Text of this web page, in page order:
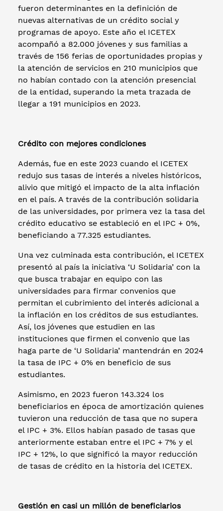
fueron determinantes en la definición de
nuevas alternativas de un crédito social y
programas de apoyo. Este año el ICETEX
acompañó a 82.000 jóvenes y sus familias a
través de 156 ferias de oportunidades propias y
la atención de servicios en 210 municipios que
no habían contado con la atención presencial
de la entidad, superando la meta trazada de
llegar a 191 municipios en 2023.
Crédito con mejores condiciones
Además, fue en este 2023 cuando el ICETEX
redujo sus tasas de interés a niveles históricos,
alivio que mitigó el impacto de la alta inflación
en el país. A través de la contribución solidaria
de las universidades, por primera vez la tasa del
crédito educativo se estableció en el IPC + 0%,
beneficiando a 77.325 estudiantes.
Una vez culminada esta contribución, el ICETEX
presentó al país la iniciativa ‘U Solidaria’ con la
que busca trabajar en equipo con las
universidades para firmar convenios que
permitan el cubrimiento del interés adicional a
la inflación en los créditos de sus estudiantes.
Así, los jóvenes que estudien en las
instituciones que firmen el convenio que las
haga parte de ‘U Solidaria’ mantendrán en 2024
la tasa de IPC + 0% en beneficio de sus
estudiantes.
Asimismo, en 2023 fueron 143.324 los
beneficiarios en época de amortización quienes
tuvieron una reducción de tasa que no supera
el IPC + 3%. Ellos habían pasado de tasas que
anteriormente estaban entre el IPC + 7% y el
IPC + 12%, lo que significó la mayor reducción
de tasas de crédito en la historia del ICETEX.
Gestión en casi un millón de beneficiarios